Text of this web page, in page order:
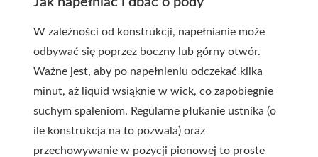
W zależności od konstrukcji, napełnianie może
odbywać się poprzez boczny lub górny otwór.
Ważne jest, aby po napełnieniu odczekać kilka
minut, aż liquid wsiąknie w wick, co zapobiegnie
suchym spaleniom. Regularne płukanie ustnika (o
ile konstrukcja na to pozwala) oraz
przechowywanie w pozycji pionowej to proste